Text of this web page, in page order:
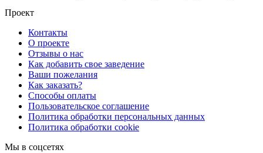
Проект
Контакты
О проекте
Отзывы о нас
Как добавить свое заведение
Ваши пожелания
Как заказать?
Способы оплаты
Пользовательское соглашение
Политика обработки персональных данных
Политика обработки cookie
Мы в соцсетях